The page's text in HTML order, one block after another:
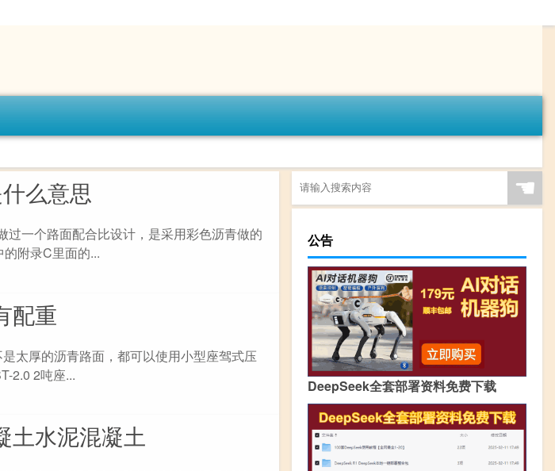
么意思
一个路面配合比设计，是采用彩色沥青做的
附录C里面的...
配重
太厚的沥青路面，都可以使用小型座驾式压
2.0 2吨座...
土水泥混凝土
☚
公告
DeepSeek全套部署资料免费下载